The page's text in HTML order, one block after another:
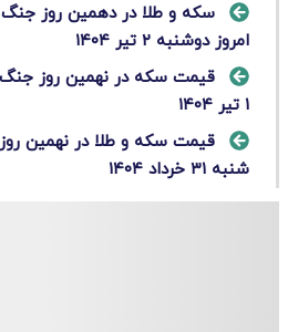
سکه و طلا در دهمین روز
امروز دوشنبه ۲ تیر ۱۴۰۴
قیمت سکه در نهمین روز
۱ تیر ۱۴۰۴
قیمت سکه و طلا در نهمین
شنبه ۳۱ خرداد ۱۴۰۴